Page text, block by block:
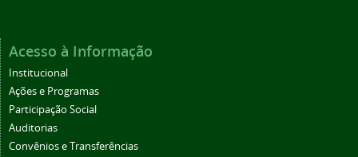
Acesso à Informação
Institucional
Ações e Programas
Participação Social
Auditorias
Convênios e Transferências